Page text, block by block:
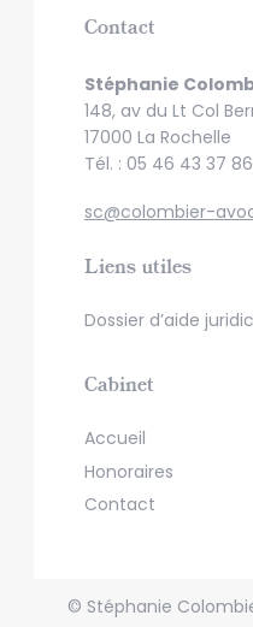
Contact
Stéphanie
148, av du Lt Col
17000 La Rochelle
Tél. : 05 46 43 37 86
sc@colombier-
Liens utiles
Dossier d’aide
Cabinet
Accueil
Honoraires
Contact
© Stéphanie